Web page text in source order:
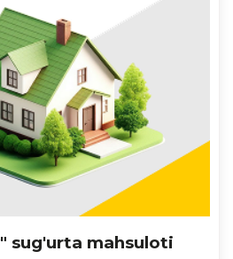
sug'urta mahsuloti